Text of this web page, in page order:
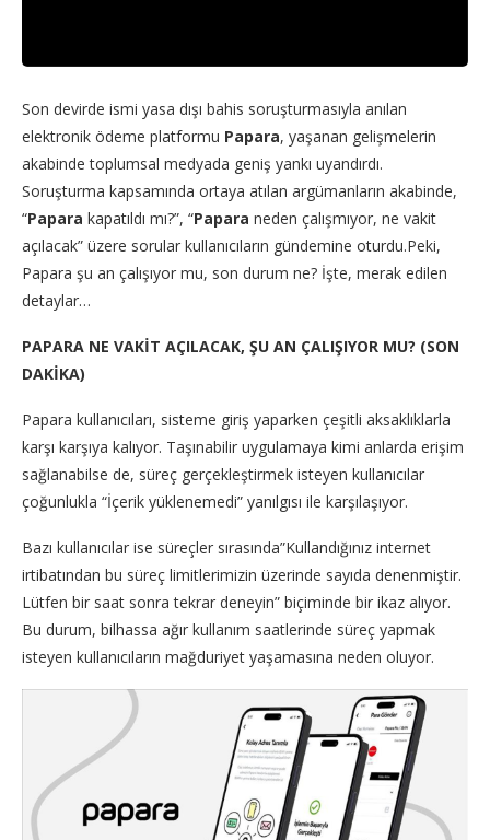
Son devirde ismi yasa dışı bahis soruşturmasıyla anılan
elektronik ödeme platformu Papara, yaşanan gelişmelerin
akabinde toplumsal medyada geniş yankı uyandırdı.
Soruşturma kapsamında ortaya atılan argümanların akabinde,
“Papara kapatıldı mı?”, “Papara neden çalışmıyor, ne vakit
açılacak” üzere sorular kullanıcıların gündemine oturdu.Peki,
Papara şu an çalışıyor mu, son durum ne? İşte, merak edilen
detaylar…
PAPARA NE VAKİT AÇILACAK, ŞU AN ÇALIŞIYOR MU? (SON
DAKİKA)
Papara kullanıcıları, sisteme giriş yaparken çeşitli aksaklıklarla
karşı karşıya kalıyor. Taşınabilir uygulamaya kimi anlarda erişim
sağlanabilse de, süreç gerçekleştirmek isteyen kullanıcılar
çoğunlukla “İçerik yüklenemedi” yanılgısı ile karşılaşıyor.
Bazı kullanıcılar ise süreçler sırasında”Kullandığınız internet
irtibatından bu süreç limitlerimizin üzerinde sayıda denenmiştir.
Lütfen bir saat sonra tekrar deneyin” biçiminde bir ikaz alıyor.
Bu durum, bilhassa ağır kullanım saatlerinde süreç yapmak
isteyen kullanıcıların mağduriyet yaşamasına neden oluyor.